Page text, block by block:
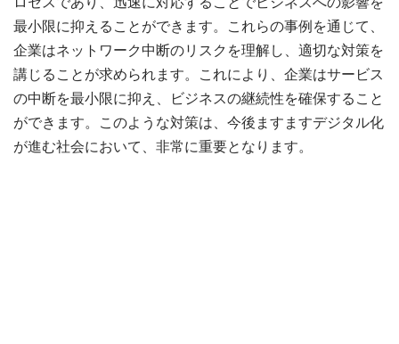
最小限に抑えることができます。これらの事例を通じて、
企業はネットワーク中断のリスクを理解し、適切な対策を
講じることが求められます。これにより、企業はサービス
の中断を最小限に抑え、ビジネスの継続性を確保すること
ができます。このような対策は、今後ますますデジタル化
が進む社会において、非常に重要となります。